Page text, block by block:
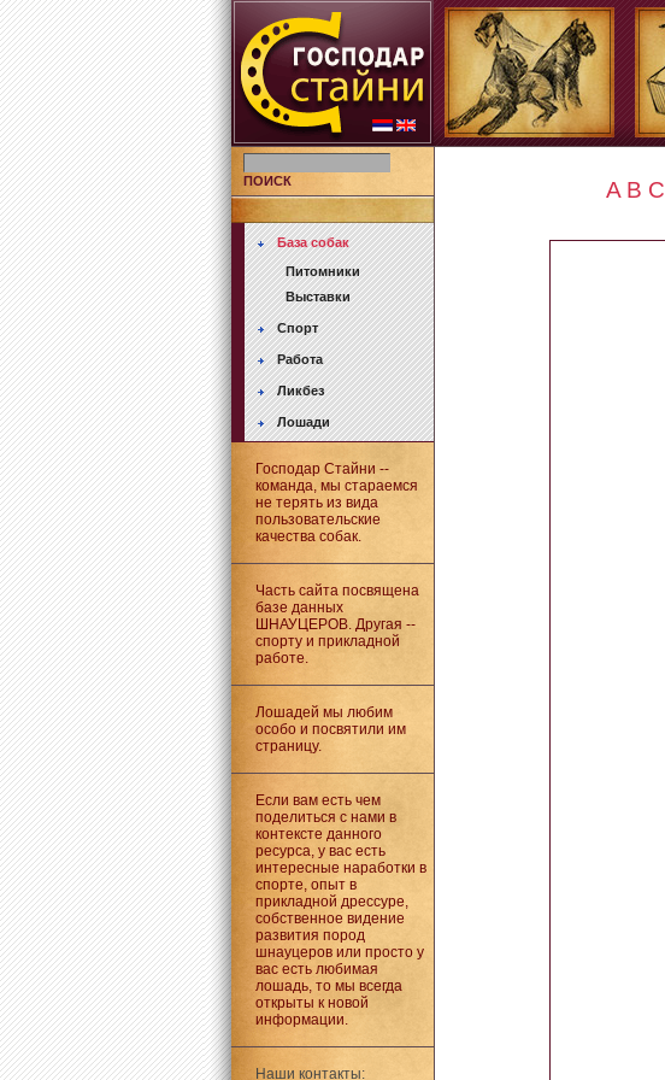
ПОИСК
База собак
Питомники
Выставки
Спорт
Работа
Ликбез
Лошади
Господар Стайни --
команда, мы стараемся
не терять из вида
пользовательские
качества собак.
Часть сайта посвящена
базе данных
ШНАУЦЕРОВ. Другая --
спорту и прикладной
работе.
Лошадей мы любим
особо и посвятили им
страницу.
Если вам есть чем
поделиться с нами в
контексте данного
ресурса, у вас есть
интересные наработки в
спорте, опыт в
прикладной дрессуре,
собственное видение
развития пород
шнауцеров или просто у
вас есть любимая
лошадь, то мы всегда
открыты к новой
информации.
Наши контакты:
A B C